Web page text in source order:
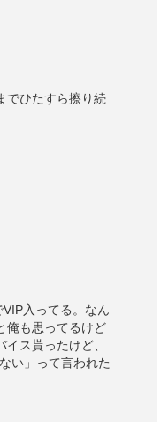
でひたすら擦り続
入ってる。なん
俺も思ってるけど
ス貰ったけど、
い」って言われた